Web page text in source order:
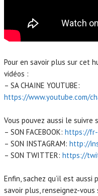
Pour en savoir plus sur cet
vidéos :
– SA CHAINE YOUTUBE:
https://www.youtube.com/
Vous pouvez aussi le
– SON FACEBOOK: https://fr-
– SON INSTAGRAM: http://
– SON TWITTER: https://
Enfin, sachez qu’il est aussi
savoir plus, renseignez-